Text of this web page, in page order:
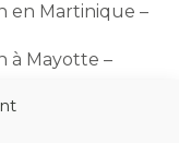
en Martinique –
à Mayotte –
BTP – Année